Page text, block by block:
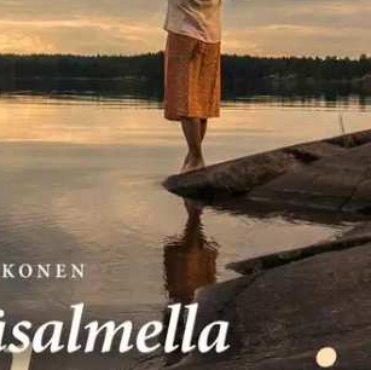
on kuin maaseudun rauhaa
unelma: idyllinen vanha puutalo
kasvimaineen ja
Mutta kun vuokravälittäjä Anna Ukkonen
Haapa-ahoon, eivät asiat sujukaan kuin
ahon naapurissa tuntuu olevan meneillään
Annan miehen Tomin muutto Englannista
niin rivakasti kuin Anna toivoisi...
ihanaa maalaisromanttista sarjaa, jossa
ja aitoja ihmisiä, huumoria, jännitystä